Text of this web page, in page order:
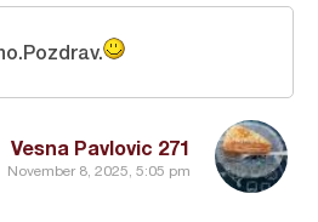
Vesna Pavlovic 271
November 8, 2025, 5:05 pm